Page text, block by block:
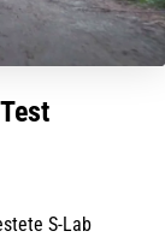
S-Lab